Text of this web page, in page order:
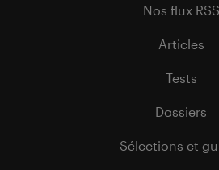
Nos flux RSS
Articles
Tests
Dossiers
Sélections et